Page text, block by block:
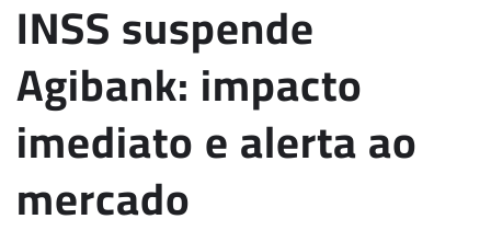
INSS suspende
Agibank: impacto
imediato e alerta ao
mercado